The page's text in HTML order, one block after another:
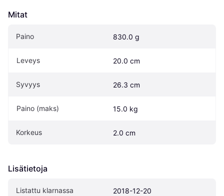
Mitat
Paino 830.0 g
Leveys 20.0 cm
Syvyys 26.3 cm
Paino (maks) 15.0 kg
Korkeus 2.0 cm
Lisätietoja
Listattu klarnassa 2018-12-20